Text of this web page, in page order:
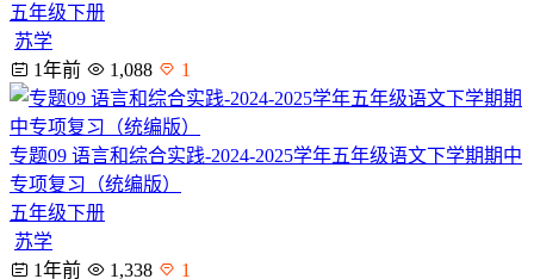
五年级下册
苏学
1年前
1,088 1
专题09 语言和综合实践-2024-2025学年五年级语文下学期期中
专项复习（统编版）
五年级下册
苏学
1年前
1,338 1